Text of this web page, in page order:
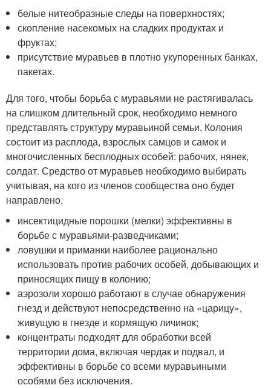
белые нитеобразные следы на поверхностях;
скопление насекомых на сладких продуктах и
фруктах;
присутствие муравьев в плотно укупоренных банках,
пакетах.
Для того, чтобы борьба с муравьями не растягивалась
на слишком длительный срок, необходимо немного
представлять структуру муравьиной семьи. Колония
состоит из расплода, взрослых самцов и самок и
многочисленных бесплодных особей: рабочих, нянек,
солдат. Средство от муравьев необходимо выбирать
учитывая, на кого из членов сообщества оно будет
направлено.
инсектицидные порошки (мелки) эффективны в
борьбе с муравьями-разведчиками;
ловушки и приманки наиболее рационально
использовать против рабочих особей, добывающих и
приносящих пищу в колонию;
аэрозоли хорошо работают в случае обнаружения
гнезд и действуют непосредственно на «царицу»,
живущую в гнезде и кормящую личинок;
концентраты подходят для обработки всей
территории дома, включая чердак и подвал, и
эффективны в борьбе со всеми муравьиными
особями без исключения.